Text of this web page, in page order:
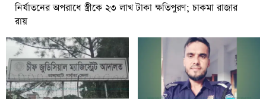
নির্যাতনের অপরাধে স্ত্রীকে ২৩ লাখ টাকা ক্ষতিপুরণ; চাকমা রাজার
রায়